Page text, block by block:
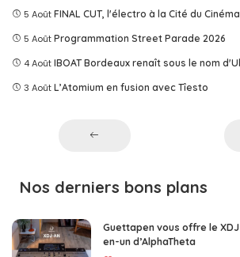
5 Août FINAL CUT, l'électro à la Cité du Cinéma
5 Août Programmation Street Parade 2026
4 Août IBOAT Bordeaux renaît sous le nom
3 Août L’Atomium en fusion avec Tîesto
Nos derniers bons plans
Guettapen vous offre le
en-un d’AlphaTheta